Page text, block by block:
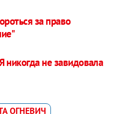
за право
никогда не завидовала
ОГНЕВИЧ